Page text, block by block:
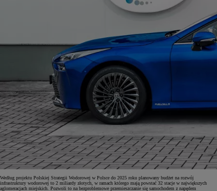
Według projektu Polskiej Strategii Wodorowej w Polsce do 2025 roku planowany budżet na rozwój
infrastruktury wodorowej to 2 miliardy złotych, w ramach którego mają powstać 32 stacje w największych
aglomeracjach miejskich. Pozwoli to na bezproblemowe przemieszczanie się samochodem z napędem